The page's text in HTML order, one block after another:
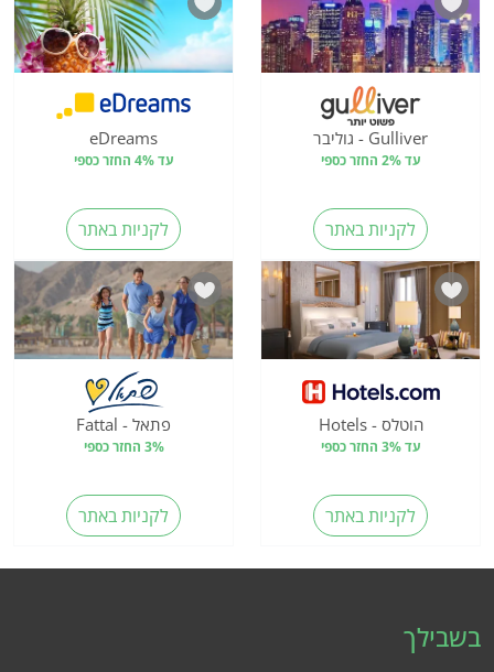
Gulliver - גוליבר
עד 2% החזר כספי
לקניות באתר
eDreams
עד 4% החזר כספי
לקניות באתר
הוטלס - Hotels
עד 3% החזר כספי
לקניות באתר
פתאל - Fattal
3% החזר כספי
לקניות באתר
בשבילך